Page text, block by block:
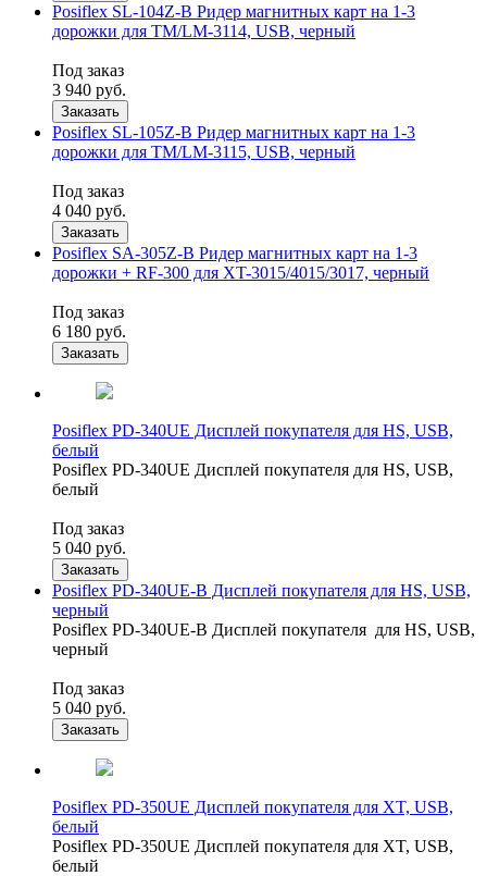
Posiflex SL-104Z-B Ридер магнитных карт на 1-3
дорожки для TM/LM-3114, USB, черный
Под заказ
3 940 руб.
Заказать
Posiflex SL-105Z-B Ридер магнитных карт на 1-3
дорожки для TM/LM-3115, USB, черный
Под заказ
4 040 руб.
Заказать
Posiflex SA-305Z-B Ридер магнитных карт на 1-3
дорожки + RF-300 для XT-3015/4015/3017, черный
Под заказ
6 180 руб.
Заказать
Posiflex PD-340UE Дисплей покупателя для HS, USB,
белый
Posiflex PD-340UE Дисплей покупателя для HS, USB,
белый
Под заказ
5 040 руб.
Заказать
Posiflex PD-340UE-B Дисплей покупателя для HS, USB,
черный
Posiflex PD-340UE-B Дисплей покупателя для HS, USB,
черный
Под заказ
5 040 руб.
Заказать
Posiflex PD-350UE Дисплей покупателя для XT, USB,
белый
Posiflex PD-350UE Дисплей покупателя для XT, USB,
белый